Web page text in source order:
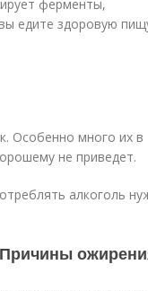
ферменты,
едите здоровую
Особенно много их в
не приведет.
алкоголь